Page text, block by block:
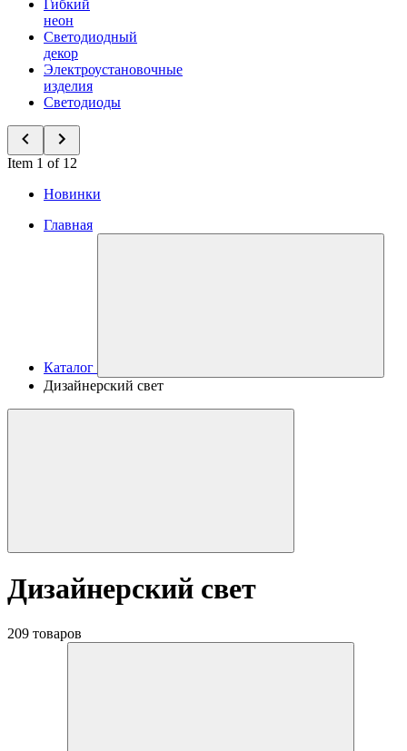
Гибкий
неон
Светодиодный
декор
Электроустановочные
изделия
Светодиоды
Item 1 of 12
Новинки
Главная
Каталог
Дизайнерский свет
Дизайнерский свет
209 товаров